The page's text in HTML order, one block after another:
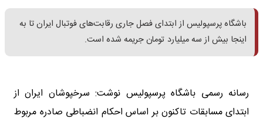
باشگاه پرسپولیس از ابتدای فصل جاری رقابت‌های فوتبال ایران تا به
اینجا بیش از سه میلیارد تومان جریمه شده است.
رسانه رسمی باشگاه پرسپولیس نوشت: سرخپوشان ایران از
ابتدای مسابقات تاکنون بر اساس احکام انضباطی صادره مربوط